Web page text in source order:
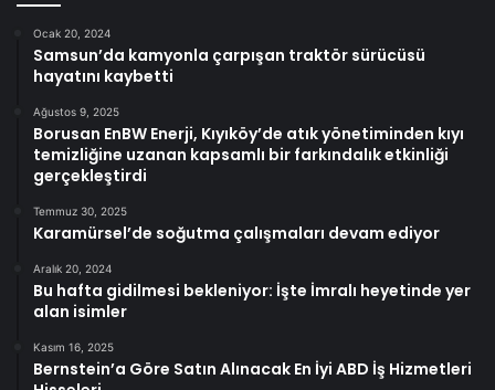
Ocak 20, 2024
Samsun’da kamyonla çarpışan traktör sürücüsü
hayatını kaybetti
Ağustos 9, 2025
Borusan EnBW Enerji, Kıyıköy’de atık yönetiminden kıyı
temizliğine uzanan kapsamlı bir farkındalık etkinliği
gerçekleştirdi
Temmuz 30, 2025
Karamürsel’de soğutma çalışmaları devam ediyor
Aralık 20, 2024
Bu hafta gidilmesi bekleniyor: İşte İmralı heyetinde yer
alan isimler
Kasım 16, 2025
Bernstein’a Göre Satın Alınacak En İyi ABD İş Hizmetleri